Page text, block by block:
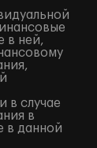
в ней,
в случае
в
в данной